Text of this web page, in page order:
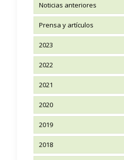
Noticias anteriores
Prensa y artículos
2023
2022
2021
2020
2019
2018